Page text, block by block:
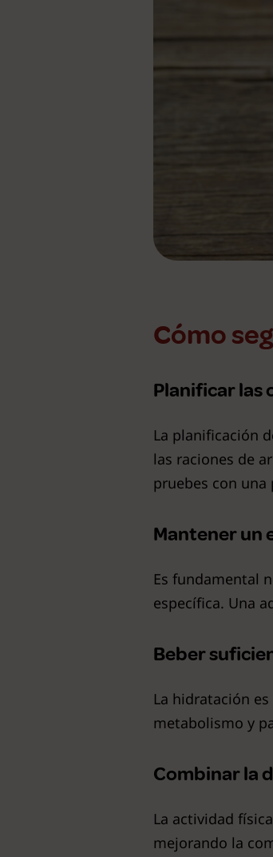
Cómo
Planificar las
La planificación
las raciones de
pruebes con
Mantener un
Es fundamental
específica. Una
Beber
La hidratación
metabolismo y
Combinar la
La actividad
mejorando la